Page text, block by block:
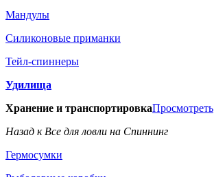
Мандулы
Силиконовые приманки
Тейл-спиннеры
Удилища
Хранение и транспортировкаПросмотреть
Назад к Все для ловли на Спиннинг
Гермосумки